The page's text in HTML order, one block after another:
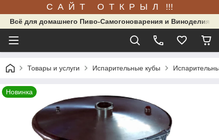
С А Й Т О Т К Р Ы Л !!!
Всё для домашнего Пиво-Самогоноварения и Виноделия.
Товары и услуги Испарительные кубы
Новинка